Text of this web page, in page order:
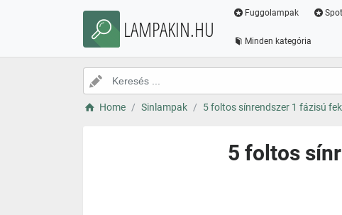
LAMPAKIN.HU
Fuggolampak
Minden kategória
Home Sinlampak 5 foltos sínrendszer 1 fázisú
5 foltos